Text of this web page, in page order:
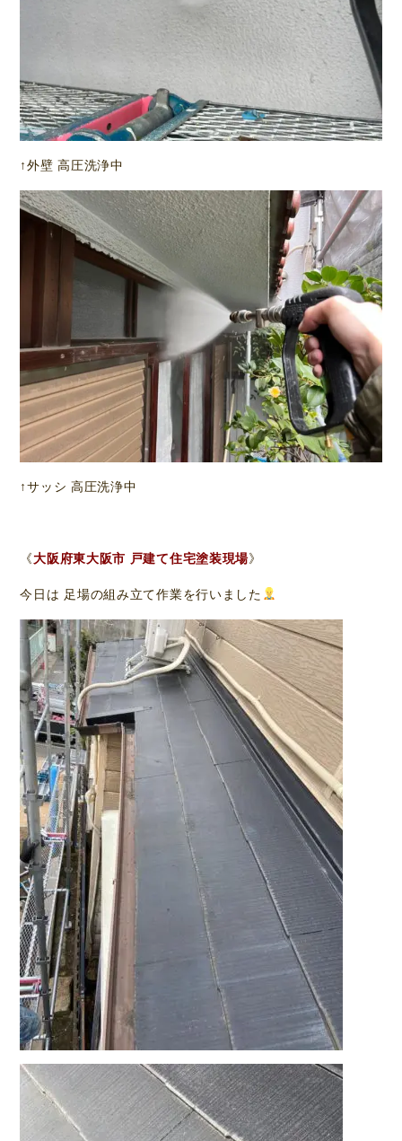
↑外壁 高圧洗浄中
↑サッシ 高圧洗浄中
《大阪府東大阪市 戸建て住宅塗装現場》
今日は 足場の組み立て作業を行いました